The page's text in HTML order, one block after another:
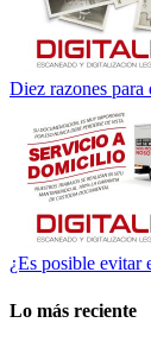
Diez razones para
¿Es posible evitar
Lo más reciente